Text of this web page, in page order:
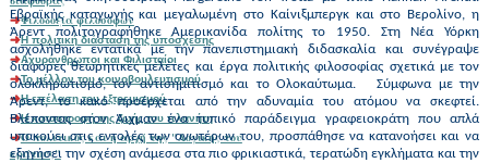
Φιλοδοξία φιλοσόφων
H πολιτική διάσταση της υπόσχεσης
Αχυράνθρωποι και Φιλισταίοι
Το μέλλον του κοινοβουλευτισμού
Η επέλαση του εξτρεμισμού
Η καταστροφή της ζωής του πλανήτη
O πολιτικός και η αρχή της "Λογικής του
κράτους"
Εβραϊκής καταγωγής και μεγαλωμένη στο Καίνιξμπεργκ και στο Βερολίνο, η
Άρεντ πολιτογραφήθηκε Αμερικανίδα πολίτης το 1950. Στη Νέα Υόρκη
ασχολήθηκε εντατικά με την πανεπιστημιακή διδασκαλία και συνέγραψε
διάφορες θεωρητικές μελέτες και έργα πολιτικής φιλοσοφίας σχετικά με τον
ολοκληρωτισμό, τον αντισημιτισμό και το Ολοκαύτωμα. Σύμφωνα με την
Άρεντ, το κακό προέρχεται από την αδυναμία του ατόμου να σκεφτεί.
Βλέποντας στον Άιχμαν ένα τυπικό παράδειγμα γραφειοκράτη που απλά
υπακούει στις εντολές των ανωτέρων του, προσπάθησε να κατανοήσει και να
εξηγήσει την σχέση ανάμεσα στα πιο φρικιαστικά, τερατώδη εγκλήματα και την